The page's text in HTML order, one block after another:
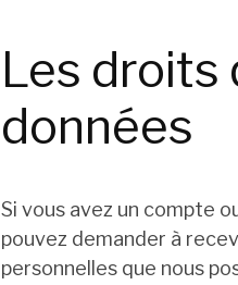
Les droits
données
Si vous avez un compte
pouvez demander à
personnelles que nous